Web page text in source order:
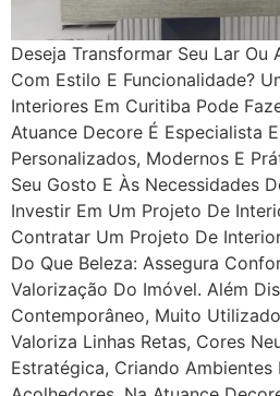
Deseja Transformar Seu Lar Ou
Com Estilo E Funcionalidade?
Interiores Em Curitiba Pode
Atuance Decore É Especialista
Personalizados, Modernos E
Seu Gosto E Às Necessidades
Investir Em Um Projeto De
Contratar Um Projeto De
Do Que Beleza: Assegura
Valorização Do Imóvel. Além
Contemporâneo, Muito
Valoriza Linhas Retas, Cores
Estratégica, Criando Ambientes